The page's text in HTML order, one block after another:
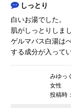
しっとり
白いお湯でした。
肌がしっとりしま
ゲルマバス白湯は
する成分が入って
みゆっ
女性
投稿時